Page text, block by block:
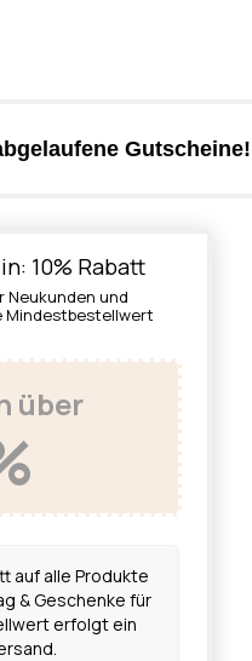
Gutscheine!
10% Rabatt
Neukunden und
über
auf alle Produkte
& Geschenke für
erfolgt ein